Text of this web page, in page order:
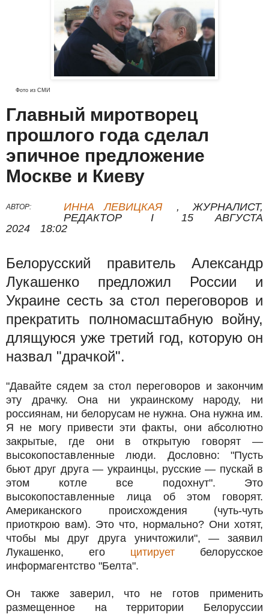
Фото из СМИ
Главный миротворец
прошлого года сделал
эпичное предложение
Москве и Киеву
АВТОР: ИННА ЛЕВИЦКАЯ ,
ЖУРНАЛИСТ,
РЕДАКТОР
I
15 АВГУСТА
2024
18:02
Белорусский правитель Александр
Лукашенко предложил России и
Украине сесть за стол переговоров и
прекратить полномасштабную войну,
длящуюся уже третий год, которую он
назвал "драчкой".
"Давайте сядем за стол переговоров и закончим
эту драчку. Она ни украинскому народу, ни
россиянам, ни белорусам не нужна. Она нужна им.
Я не могу привести эти факты, они абсолютно
закрытые, где они в открытую говорят —
высокопоставленные люди. Дословно: "Пусть
бьют друг друга — украинцы, русские — пускай в
этом котле все подохнут". Это
высокопоставленные лица об этом говорят.
Американского происхождения (чуть-чуть
приоткрою вам). Это что, нормально? Они хотят,
чтобы мы друг друга уничтожили", — заявил
Лукашенко, его цитирует белорусское
информагентство "Белта".
Он также заверил, что не готов применить
размещенное на территории Белоруссии